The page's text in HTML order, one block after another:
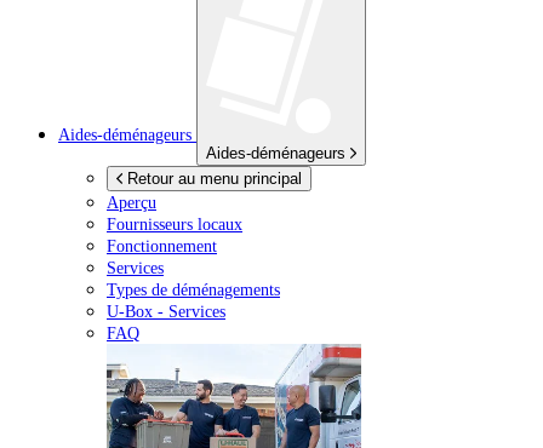
Aides-déménageurs
Aides-déménageurs
Retour au menu principal
Aperçu
Fournisseurs locaux
Fonctionnement
Services
Types de déménagements
U-Box - Services
FAQ